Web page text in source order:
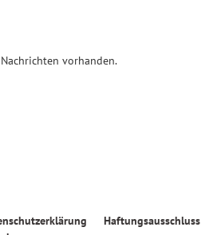
vorhanden.
Haftungsausschluss